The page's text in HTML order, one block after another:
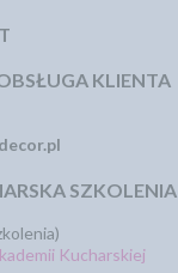
KLIENTA
SZKOLENIA
Kucharskiej